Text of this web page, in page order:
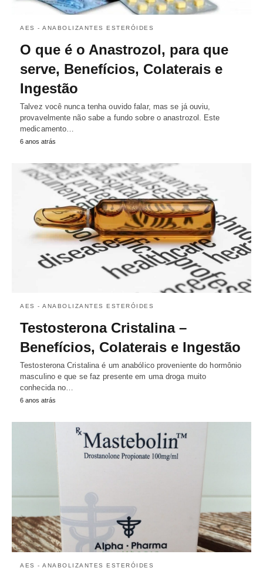
AES - ANABOLIZANTES ESTERÓIDES
O que é o Anastrozol, para que
serve, Benefícios, Colaterais e
Ingestão
Talvez você nunca tenha ouvido falar, mas se já ouviu,
provavelmente não sabe a fundo sobre o anastrozol. Este
medicamento…
6 anos atrás
AES - ANABOLIZANTES ESTERÓIDES
Testosterona Cristalina –
Benefícios, Colaterais e Ingestão
Testosterona Cristalina é um anabólico proveniente do hormônio
masculino e que se faz presente em uma droga muito
conhecida no…
6 anos atrás
AES - ANABOLIZANTES ESTERÓIDES